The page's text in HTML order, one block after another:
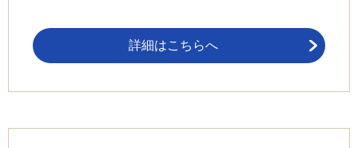
詳細はこちらへ